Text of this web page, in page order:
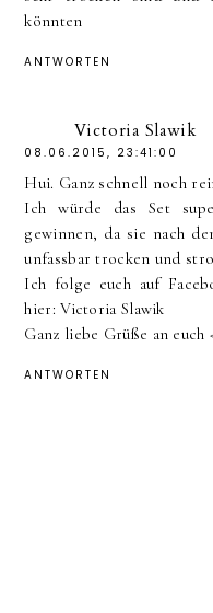
könnten
ANTWORTEN
Victoria Slawik
08.06.2015, 23:41:00
Hui. Ganz schnell noch
Ich würde das Set
gewinnen, da sie nach
unfassbar trocken und
Ich folge euch auf
hier: Victoria Slawik
Ganz liebe Grüße an euch
ANTWORTEN